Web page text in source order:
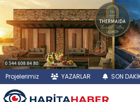
Projelerimiz YAZARLAR SON